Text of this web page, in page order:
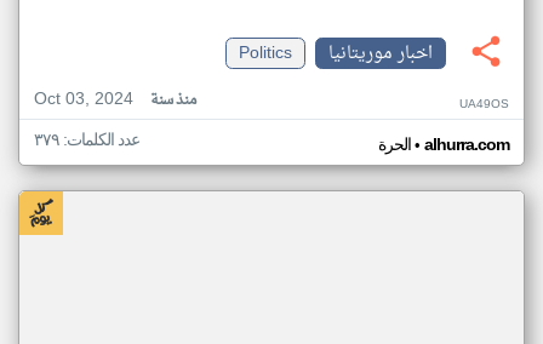
اخبار موريتانيا
Politics
Oct 03, 2024
منذ سنة UA49OS
الحرة• alhurra.com عدد الكلمات: ٣٧٩